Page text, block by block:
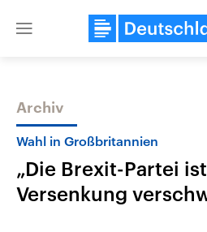
Close
Themen
Archiv
Wahl in Großbritannien
„Die Brexit-Partei
Versenkung